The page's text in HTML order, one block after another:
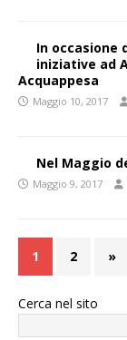
In occasione
iniziative ad
Acquappesa
Maggio 10, 2017
Nel Maggio
Maggio 9, 2017
1 2 »
Cerca nel sito